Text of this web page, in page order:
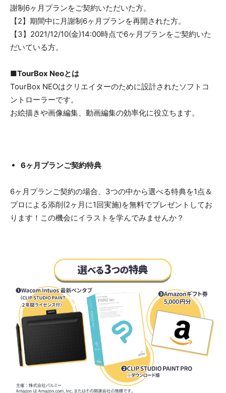
謝制6ヶ月プランをご契約いただいた方。
【2】期間中に月謝制6ヶ月プランを再開された方。
【3】2021/12/10(金)14:00時点で6ヶ月プランをご契約いた
だいている方。
■TourBox Neoとは
TourBox NEOはクリエイターのために設計されたソフトコ
ントローラーです。
お絵描きや画像編集、動画編集の効率化に役立ちます。
6ヶ月プランご契約特典
6ヶ月プランご契約の場合、3つの中から選べる特典を1点＆
プロによる添削(2ヶ月に1回実施)を無料でプレゼントしてお
ります！この機会にイラストを学んでみませんか？